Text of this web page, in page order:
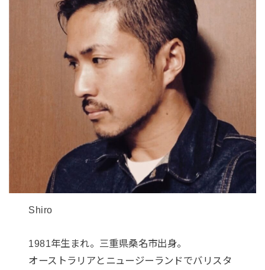
Shiro
1981年生まれ。三重県桑名市出身。
オーストラリアとニュージーランドでバリスタ